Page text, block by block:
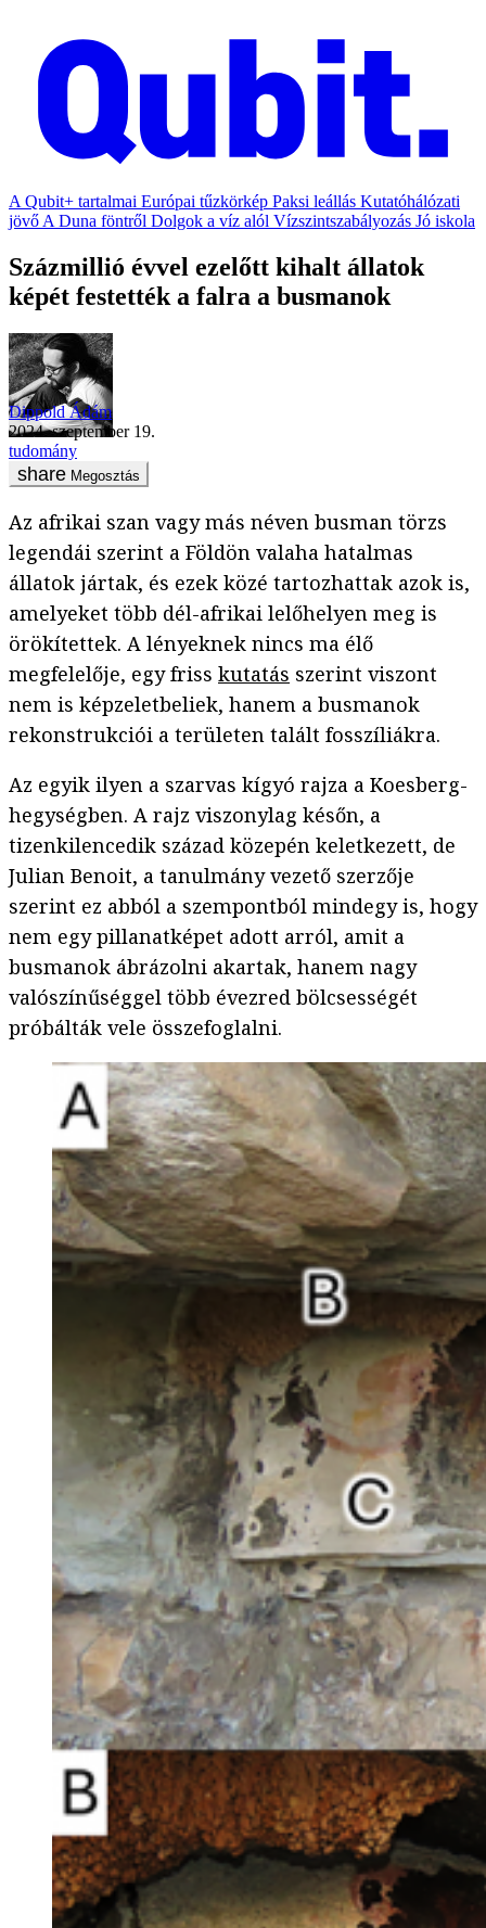
A Qubit+ tartalmai Európai tűzkörkép Paksi leállás Kutatóhálózati
jövő A Duna föntről Dolgok a víz alól Vízszintszabályozás Jó iskola
Százmillió évvel ezelőtt kihalt állatok
képét festették a falra a busmanok
Dippold Ádám
2024. szeptember 19.
tudomány
Megosztás
Az afrikai szan vagy más néven busman törzs
legendái szerint a Földön valaha hatalmas
állatok jártak, és ezek közé tartozhattak azok is,
amelyeket több dél-afrikai lelőhelyen meg is
örökítettek. A lényeknek nincs ma élő
megfelelője, egy friss kutatás szerint viszont
nem is képzeletbeliek, hanem a busmanok
rekonstrukciói a területen talált fosszíliákra.
Az egyik ilyen a szarvas kígyó rajza a Koesberg-
hegységben. A rajz viszonylag későn, a
tizenkilencedik század közepén keletkezett, de
Julian Benoit, a tanulmány vezető szerzője
szerint ez abból a szempontból mindegy is, hogy
nem egy pillanatképet adott arról, amit a
busmanok ábrázolni akartak, hanem nagy
valószínűséggel több évezred bölcsességét
próbálták vele összefoglalni.